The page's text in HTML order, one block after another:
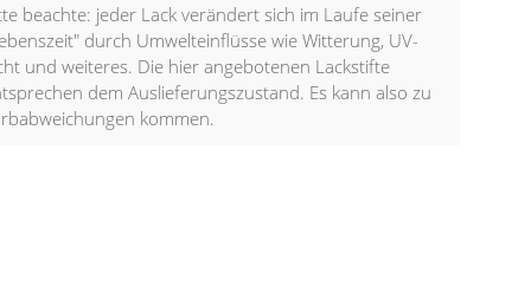
beachte: jeder Lack verändert sich im Laufe seiner
durch Umwelteinflüsse wie Witterung, UV-
und weiteres. Die hier angebotenen Lackstifte
dem Auslieferungszustand. Es kann also zu
kommen.